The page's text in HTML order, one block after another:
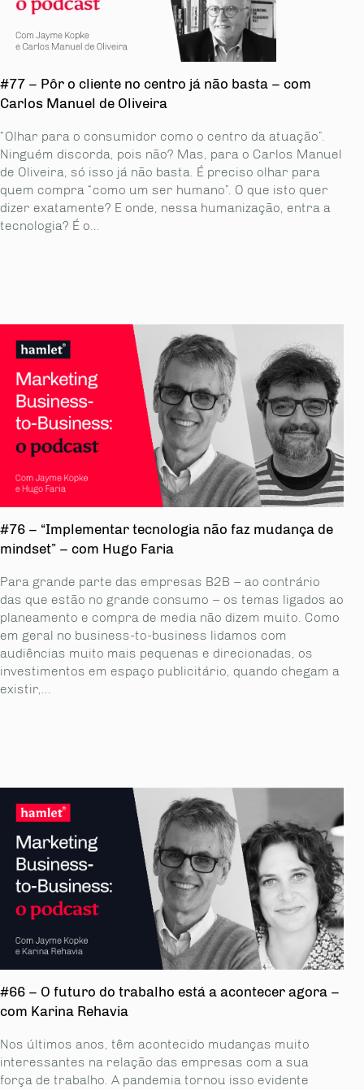
#77 – Pôr o cliente no centro já não basta – com
Carlos Manuel de Oliveira
“Olhar para o consumidor como o centro da atuação”.
Ninguém discorda, pois não? Mas, para o Carlos Manuel
de Oliveira, só isso já não basta. É preciso olhar para
quem compra “como um ser humano”. O que isto quer
dizer exatamente? E onde, nessa humanização, entra a
tecnologia? É o...
#76 – “Implementar tecnologia não faz mudança de
mindset” – com Hugo Faria
Para grande parte das empresas B2B – ao contrário
das que estão no grande consumo – os temas ligados ao
planeamento e compra de media não dizem muito. Como
em geral no business-to-business lidamos com
audiências muito mais pequenas e direcionadas, os
investimentos em espaço publicitário, quando chegam a
existir,...
#66 – O futuro do trabalho está a acontecer agora –
com Karina Rehavia
Nos últimos anos, têm acontecido mudanças muito
interessantes na relação das empresas com a sua
força de trabalho. A pandemia tornou isso evidente